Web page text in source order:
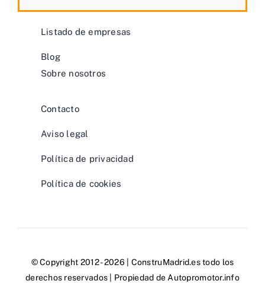
Listado de empresas
Blog
Sobre nosotros
Contacto
Aviso legal
Política de privacidad
Política de cookies
© Copyright 2012 - 2026 | ConstruMadrid.es todo los
derechos reservados | Propiedad de Autopromotor.info